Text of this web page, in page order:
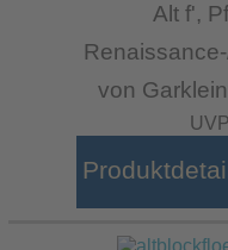
Alt f',
von